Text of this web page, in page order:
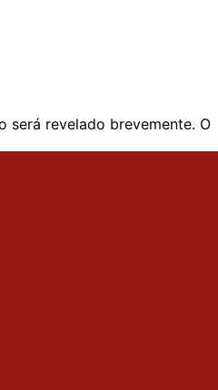
será revelado brevemente. O